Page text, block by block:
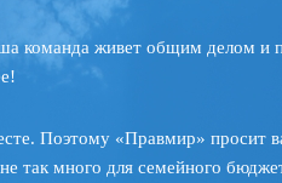
команда живет общим делом и
Поэтому «Правмир» просит
так много для семейного